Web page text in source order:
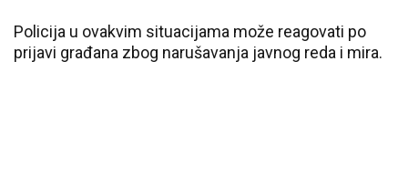
Policija u ovakvim situacijama može reagovati po
prijavi građana zbog narušavanja javnog reda i mira.